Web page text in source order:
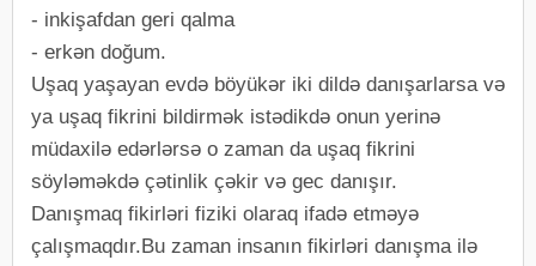
- inkişafdan geri qalma
- erkən doğum.
Uşaq yaşayan evdə böyükər iki dildə danışarlarsa və
ya uşaq fikrini bildirmək istədikdə onun yerinə
müdaxilə edərlərsə o zaman da uşaq fikrini
söyləməkdə çətinlik çəkir və gec danışır.
Danışmaq fikirləri fiziki olaraq ifadə etməyə
çalışmaqdır.Bu zaman insanın fikirləri danışma ilə